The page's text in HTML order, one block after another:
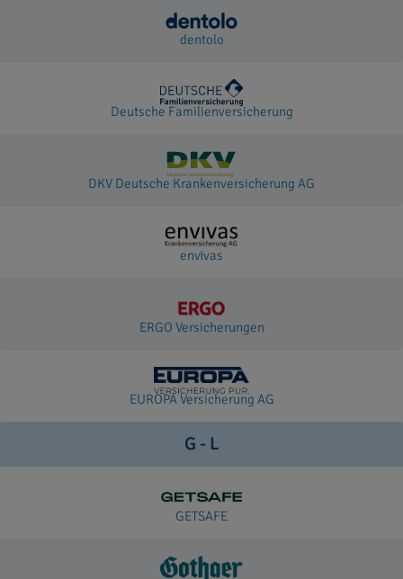
dentolo
Deutsche Familienversicherung
DKV Deutsche Krankenversicherung AG
envivas
ERGO Versicherungen
EUROPA Versicherung AG
G - L
GETSAFE